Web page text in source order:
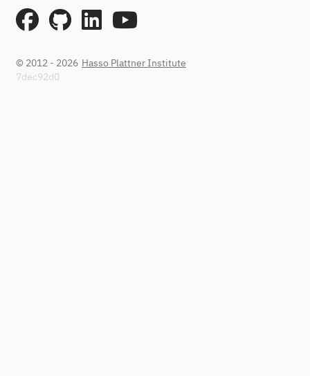
© 2012 - 2026 Hasso Plattner Institute
7dec92d0